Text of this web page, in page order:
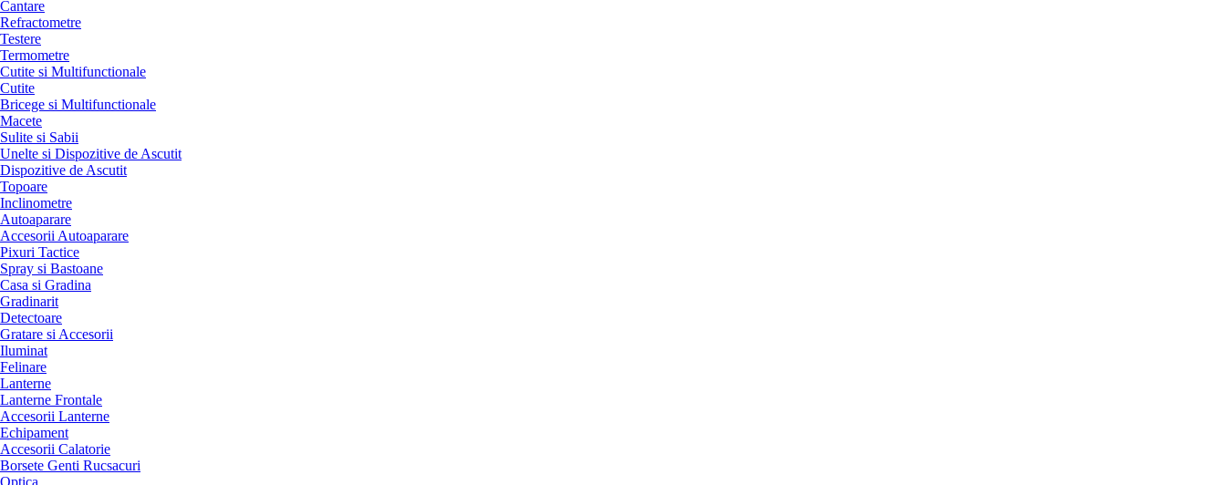
Cantare
Refractometre
Testere
Termometre
Cutite si Multifunctionale
Cutite
Bricege si Multifunctionale
Macete
Sulite si Sabii
Unelte si Dispozitive de Ascutit
Dispozitive de Ascutit
Topoare
Inclinometre
Autoaparare
Accesorii Autoaparare
Pixuri Tactice
Spray si Bastoane
Casa si Gradina
Gradinarit
Detectoare
Gratare si Accesorii
Iluminat
Felinare
Lanterne
Lanterne Frontale
Accesorii Lanterne
Echipament
Accesorii Calatorie
Borsete Genti Rucsacuri
Optica